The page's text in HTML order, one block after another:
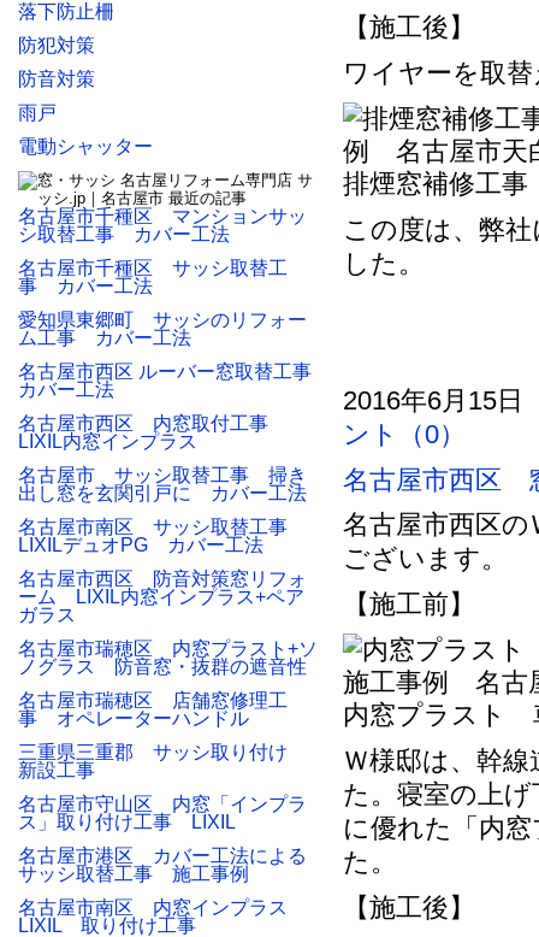
【施工後】
ワイヤーを取
排煙窓補修工
この度は、弊
した。
2016年6月15
ント（0）
名古屋市西区
名古屋市西区
ございます。
【施工前】
内窓プラスト
Ｗ様邸は、幹
た。寝室の上
に優れた「内
た。
【施工後】
落下防止柵
防犯対策
防音対策
雨戸
電動シャッター
名古屋市千種区 マンションサッ
シ取替工事 カバー工法
名古屋市千種区 サッシ取替工
事 カバー工法
愛知県東郷町 サッシのリフォー
ム工事 カバー工法
名古屋市西区 ルーバー窓取替工事
カバー工法
名古屋市西区 内窓取付工事
LIXIL内窓インプラス
名古屋市 サッシ取替工事 掃き
出し窓を玄関引戸に カバー工法
名古屋市南区 サッシ取替工事
LIXILデュオPG カバー工法
名古屋市西区 防音対策窓リフォ
ーム LIXIL内窓インプラス+ペア
ガラス
名古屋市瑞穂区 内窓プラスト+ソ
ノグラス 防音窓・抜群の遮音性
名古屋市瑞穂区 店舗窓修理工
事 オペレーターハンドル
三重県三重郡 サッシ取り付け
新設工事
名古屋市守山区 内窓「インプラ
ス」取り付け工事 LIXIL
名古屋市港区 カバー工法による
サッシ取替工事 施工事例
名古屋市南区 内窓インプラス
LIXIL 取り付け工事